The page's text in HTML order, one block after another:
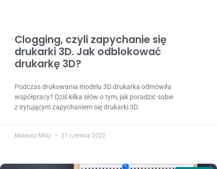
Clogging, czyli zapychanie się
drukarki 3D. Jak odblokować
drukarkę 3D?
Podczas drukowania modelu 3D drukarka odmówiła
współpracy? Dziś kilka słów o tym, jak poradzić sobie
z irytującym zapychaniem się drukarki 3D.
Mateusz Mróz 21 czerwca 2022